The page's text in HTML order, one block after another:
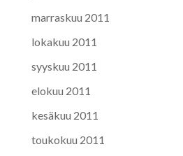
marraskuu 2011
lokakuu 2011
syyskuu 2011
elokuu 2011
kesäkuu 2011
toukokuu 2011